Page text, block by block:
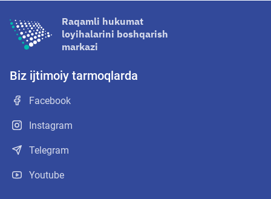
Raqamli hukumat
loyihalarini boshqarish
markazi
Biz ijtimoiy tarmoqlarda
Facebook
Instagram
Telegram
Youtube